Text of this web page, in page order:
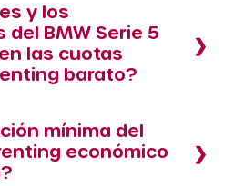
y los
BMW Serie 5
las cuotas
barato?
mínima del
económico